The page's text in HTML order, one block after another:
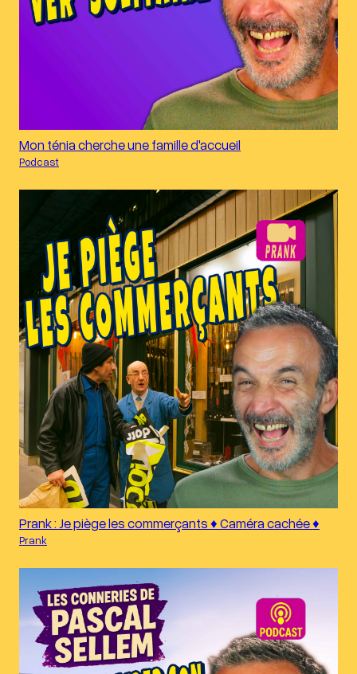
Mon ténia cherche une famille d'accueil
Podcast
Prank : Je piège les commerçants ♦︎ Caméra cachée ♦︎
Prank